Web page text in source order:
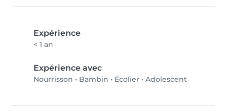
Expérience
< 1 an
Expérience avec
Nourrisson • Bambin • Écolier • Adolescent